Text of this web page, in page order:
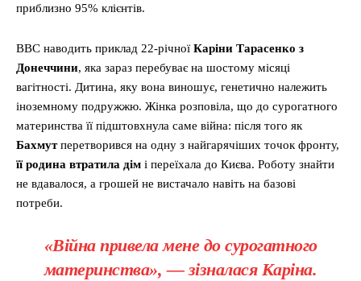
приблизно 95% клієнтів.
ВВС наводить приклад 22-річної Каріни Тарасенко з
Донеччини, яка зараз перебуває на шостому місяці
вагітності. Дитина, яку вона виношує, генетично належить
іноземному подружжю. Жінка розповіла, що до сурогатного
материнства її підштовхнула саме війна: після того як
Бахмутперетворився на одну з найгарячіших точок фронту,
її родина втратила дім і переїхала до Києва. Роботу знайти
не вдавалося, а грошей не вистачало навіть на базові
потреби.
«Війна привела мене до сурогатного
материнства», — зізналася Каріна.